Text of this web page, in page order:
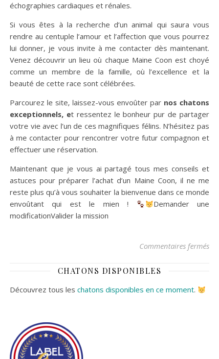
échographies cardiaques et rénales.
Si vous êtes à la recherche d’un animal qui saura vous
rendre au centuple l’amour et l’affection que vous pourrez
lui donner, je vous invite à me contacter dès maintenant.
Venez découvrir un lieu où chaque Maine Coon est choyé
comme un membre de la famille, où l’excellence et la
beauté de cette race sont célébrées.
Parcourez le site, laissez-vous envoûter par nos chatons
exceptionnels, et ressentez le bonheur pur de partager
votre vie avec l’un de ces magnifiques félins. N’hésitez pas
à me contacter pour rencontrer votre futur compagnon et
effectuer une réservation.
Maintenant que je vous ai partagé tous mes conseils et
astuces pour préparer l’achat d’un Maine Coon, il ne me
reste plus qu’à vous souhaiter la bienvenue dans ce monde
envoûtant qui est le mien !
Demander une
modificationValider la mission
Commentaires fermés
CHATONS DISPONIBLES
Découvrez tous les chatons disponibles en ce moment.